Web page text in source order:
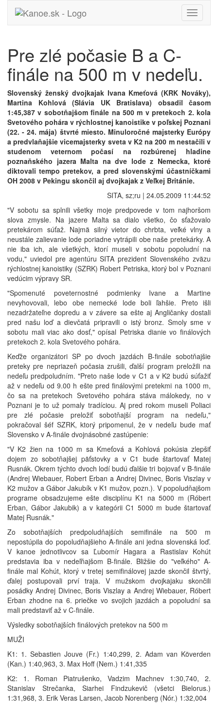
Toggle
Pre zlé počasie B a C-
finále na 500 m v nedeľu.
Slovenský ženský dvojkajak Ivana Kmeťová (KRK Nováky),
Martina Kohlová (Slávia UK Bratislava) obsadil časom
1:45,387 v sobotňajšom finále na 500 m v pretekoch 2. kola
Svetového pohára v rýchlostnej kanoistike v poľskej Poznani
(22. - 24. mája) štvrté miesto. Minuloročné majsterky Európy
a predvlaňajšie vicemajsterky sveta v K2 na 200 m nestačili v
studenom veternom počasí na rozbúrenej hladine
poznaňského jazera Malta na dve lode z Nemecka, ktoré
diktovali tempo pretekov, a pred slovenskými účastníčkami
OH 2008 v Pekingu skončil aj dvojkajak z Veľkej Británie.
SITA, sz;ru | 24.05.2009 11:44:52
"V sobotu sa splnili všetky moje predpovede v tom najhoršom
slova zmysle. Na jazere Malta sa dialo všetko, čo sťažovalo
pretekárom súťaž. Najmä silný vietor do chrbta, veľké vlny a
neustále zalievanie lode poriadne vytrápili obe naše pretekárky. A
nie iba ich, ale všetkých, ktorí museli v sobotu popoludní na
vodu," uviedol pre agentúru SITA prezident Slovenského zväzu
rýchlostnej kanoistiky (SZRK) Robert Petriska, ktorý bol v Poznani
vedúcim výpravy SR.
"Spomenuté poveternostné podmienky Ivane a Martine
nevyhovovali, lebo obe nemecké lode boli ľahšie. Preto išli
nezadržateľne dopredu a v závere sa ešte aj Angličanky dostali
pred našu loď a dievčatá pripravili o istý bronz. Smoly sme v
sobotu mali viac ako dosť," opísal Petriska dianie vo finálových
pretekoch 2. kola Svetového pohára.
Keďže organizátori SP po dvoch jazdách B-finále sobotňajšie
preteky pre nepriazeň počasia zrušili, ďalší program preložili na
nedeľu predpoludním. "Preto naše lode v C1 a v K2 budú súťažiť
až v nedeľu od 9.00 h ešte pred finálovými pretekmi na 1000 m,
čo sa na pretekoch Svetového pohára stáva málokedy, no v
Poznani je to už pomaly tradíciou. Aj pred rokom museli Poliaci
pre zlé počasie preložiť sobotňajší program na nedeľu,"
pokračoval šéf SZRK, ktorý pripomenul, že v nedeľu bude mať
Slovensko v A-finále dvojnásobné zastúpenie:
"V K2 žien na 1000 m sa Kmeťová a Kohlová pokúsia zlepšiť
dojem zo sobotňajšej päťstovky a v C1 bude štartovať Matej
Rusnák. Okrem týchto dvoch lodí budú ďalšie tri bojovať v B-finále
(Andrej Wiebauer, Robert Erban a Andrej Divinec, Boris Viszlay v
K2 mužov a Gábor Jakubík v K1 mužov, pozn.). V popoludňajšom
programe obsadzujeme ešte disciplínu K1 na 5000 m (Róbert
Erban, Gábor Jakubik) a v kategórii C1 5000 m bude štartovať
Matej Rusnák."
Zo sobotňajších predpoludňajších semifinále na 500 m
nepostúpila do popoludňajšieho A-finále ani jedna slovenská loď.
V kanoe jednotlivcov sa Ľubomír Hagara a Rastislav Kohút
predstavia iba v nedeľňajšom B-finále. Bližšie do "veľkého" A-
finále mal Kohút, ktorý v tretej semifinálovej jazde skončil štvrtý,
ďalej postupovali prví traja. V mužskom dvojkajaku skončili
posádky Andrej Divinec, Boris Viszlay a Andrej Wiebauer, Róbert
Erban zhodne na 6. priečke vo svojich jazdách a popoludní sa
mali predstaviť až v C-finále.
Výsledky sobotňajších finálových pretekov na 500 m
MUŽI
K1: 1. Sebastien Jouve (Fr.) 1:40,299, 2. Adam van Köverden
(Kan.) 1:40,963, 3. Max Hoff (Nem.) 1:41,335
K2: 1. Roman Piatrušenko, Vadzim Machnev 1:30,740, 2.
Stanislav Strečanka, Siarhei Findzukevič (všetci Bielorus.)
1:31,968, 3. Erik Veras Larsen, Jacob Norenberg (Nór.) 1:32,004